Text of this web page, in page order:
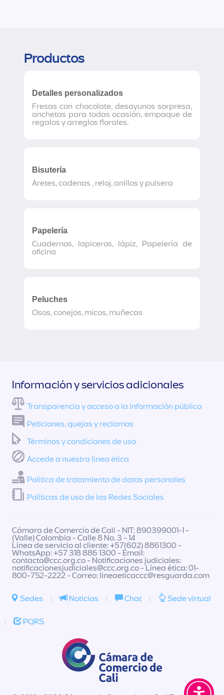
Productos
Detalles personalizados
Fresas con chocolate, desayunos sorpresa,
anchetas para todas ocasión, empaque de
regalos y arreglos florales.
Bisutería
Aretes, cadenas , reloj, anillos y pulsera
Papelería
Cuadernos, lapiceros, lápiz, Papelería de
oficina
Peluches
Osos, conejos, micos, muñecas
Información y servicios adicionales
Transparencia y acceso a la información pública
Peticiones, quejas y reclamos
Términos y condiciones de uso
Accede a nuestra línea ética
Política de tratamiento de datos personales
Políticas de uso de las Redes Sociales
Cámara de Comercio de Cali - NIT: 890399001-1 -
(Valle) Colombia - Calle 8 No. 3 - 14
Línea de servicio al cliente: +57(602) 8861300 -
WhatsApp: +57 318 886 1300 - Email:
contacto@ccc.org.co- Notificaciones judiciales:
notificacionesjudiciales@ccc.org.co- Línea ética: 01-
800-752-2222 - Correo: lineaeticaccc@resguarda.com
Sedes | Noticias | Chat | Sede virtual
| PQRS